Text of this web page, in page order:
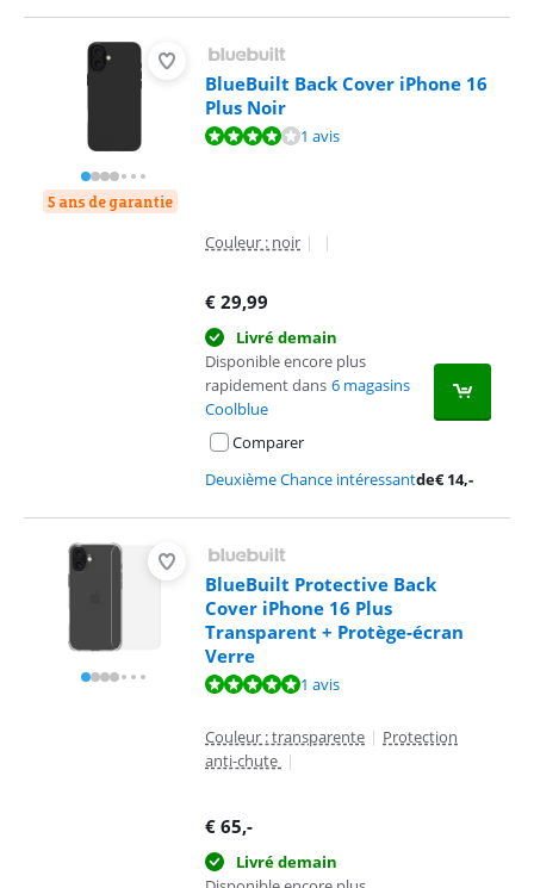
5 ans de garantie
BlueBuilt Back Cover iPhone 16
Plus Noir
La note est de 8,0 sur 10, basée sur 1 avis.1 avis
Couleur : noir | |
€ 29,99
Livré demain
Disponible encore plus
rapidement dans 6 magasins
Coolblue
Comparer
Deuxième Chance intéressantde€14,-
BlueBuilt Protective Back
Cover iPhone 16 Plus
Transparent + Protège-écran
Verre
La note est de 10 sur 10, basée sur 1 avis.1 avis
Couleur : transparente | Protection
anti-chute |
€ 65,-
Livré demain